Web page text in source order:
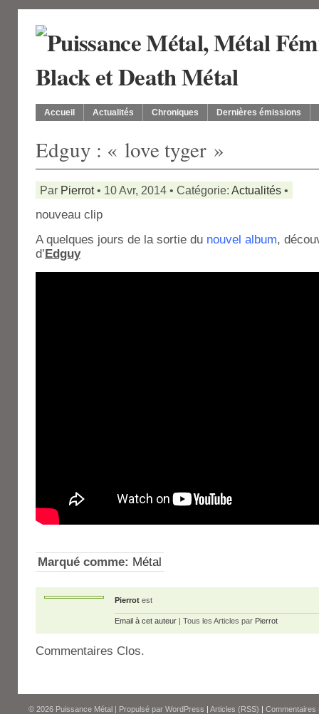
Accueil Actualités Chroniques Dernières émissions
Edguy : « love tyger »
Par Pierrot• 10 Avr, 2014 • Catégorie: Actualités •
nouveau clip
A quelques jours de la sortie du nouvel album,
d’Edguy
Marqué comme: Métal
Pierrot est
Email à cet auteur | Tous les Articles par Pierrot
Commentaires Clos.
© 2026 Puissance Métal | Propulsé par WordPress | Articles (RSS) | Commentaires